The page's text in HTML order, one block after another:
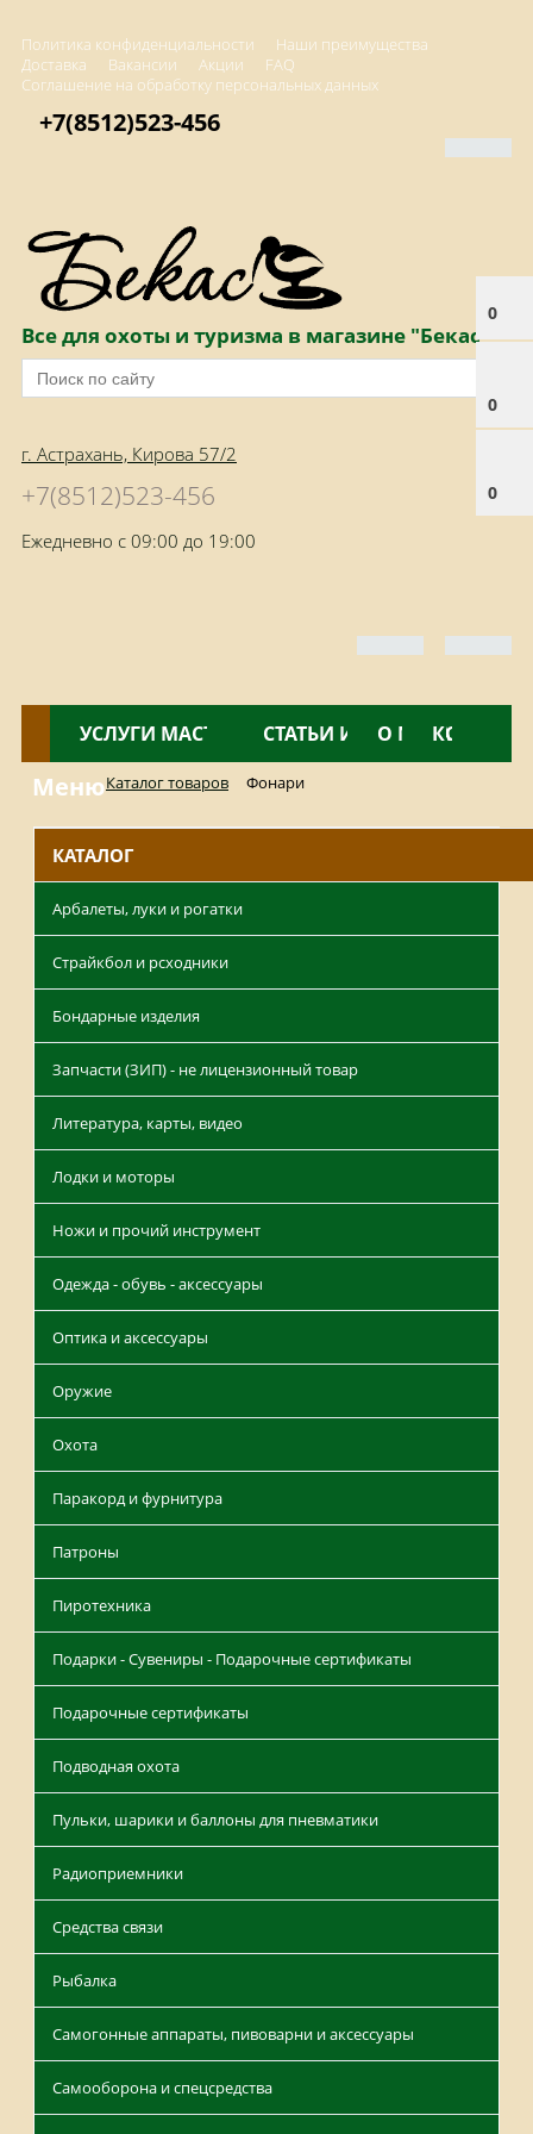
Политика конфиденциальности
Наши преимущества
Доставка
Вакансии Акции
FAQ
Соглашение на обработку персональных данных
0
0
0
+7(8512)523-456
Все для охоты и туризма в магазине "Бекас"
г. Астрахань, Кирова 57/2
+7(8512)523-456
Ежедневно с 09:00 до 19:00
КАТАЛОГ
УСЛУГИ МАСТЕРСКОЙНОВОСТИ
СТАТЬИ И ОБЗОРЫ
О МАГАЗИНЕ
МенюКаталог товаров Фонари
КАТАЛОГ
Арбалеты, луки и рогатки
Страйкбол и рсходники
Бондарные изделия
Запчасти (ЗИП) - не лицензионный товар
Литература, карты, видео
Лодки и моторы
Ножи и прочий инструмент
Одежда - обувь - аксессуары
Оптика и аксессуары
Оружие
Охота
Паракорд и фурнитура
Патроны
Пиротехника
Подарки - Сувениры - Подарочные сертификаты
Подарочные сертификаты
Подводная охота
Пульки, шарики и баллоны для пневматики
Радиоприемники
Средства связи
Рыбалка
Самогонные аппараты, пивоварни и аксессуары
Самооборона и спецсредства